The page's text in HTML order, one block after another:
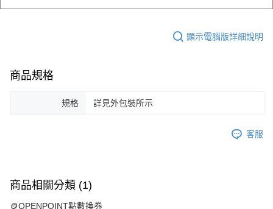
顯示電腦版詳細說明
商品規格
規格 詳見外包裝所示
客服
商品相關分類 (1)
🪙OPENPOINT點數換券